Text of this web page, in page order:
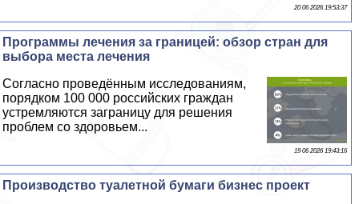
20 06 2026 19:53:37
Программы лечения за границей: обзор стран для
выбора места лечения
Согласно проведённым исследованиям,
порядком 100 000 российских граждан
устремляются заграницу для решения
проблем со здоровьем...
19 06 2026 19:43:16
Производство туалетной бумаги бизнес проект